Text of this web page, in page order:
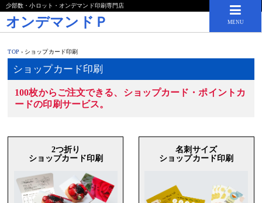
少部数・小ロット・オンデマンド印刷専門店
オンデマンドＰ MENU
TOP › ショップカード印刷
ショップカード印刷
100枚からご注文できる、ショップカード・ポイントカ
ードの印刷サービス。
2つ折り
ショップカード印刷
名刺サイズ
ショップカード印刷